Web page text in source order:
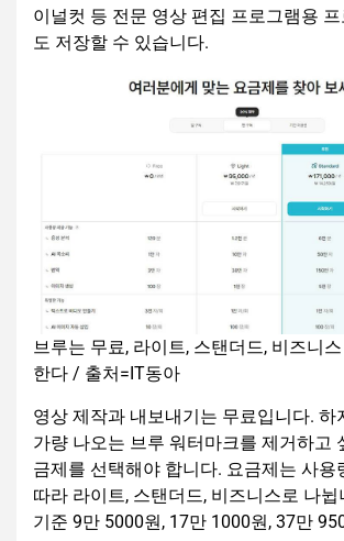
이널컷 등 전문 영상 편집 프로그램용
도 저장할 수 있습니다.
브루는 무료, 라이트, 스탠더드, 비즈니
한다 / 출처=IT동아
영상 제작과 내보내기는 무료입니다. 하
가량 나오는 브루 워터마크를 제거하고
금제를 선택해야 합니다. 요금제는 사용
따라 라이트, 스탠더드, 비즈니스로 나뉩
기준 9만 5000원, 17만 1000원, 37만